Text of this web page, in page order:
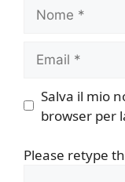
Salva il mio
browser per
Please retype